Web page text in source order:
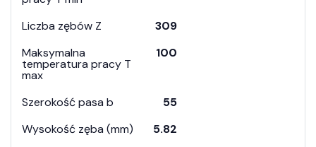
Liczba zębów Z
309
Maksymalna
temperatura pracy T
max
100
Szerokość pasa b
55
Wysokość zęba (mm)
5.82